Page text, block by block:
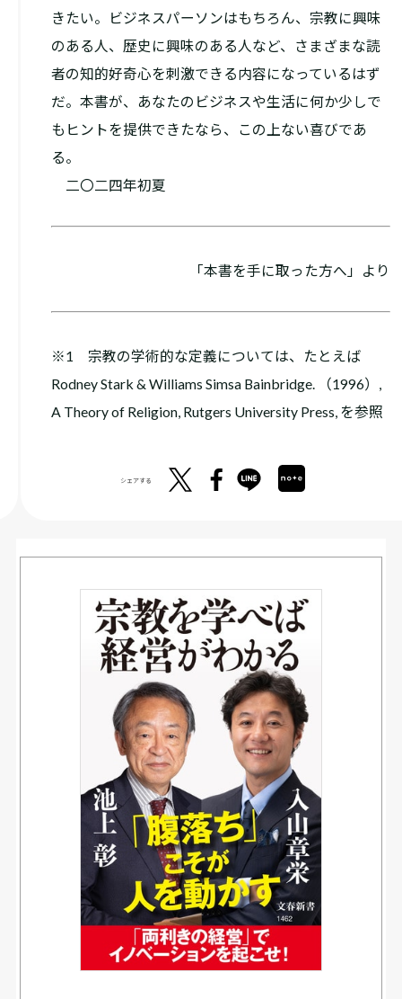
きたい。ビジネスパーソンはもちろん、宗教に興味
のある人、歴史に興味のある人など、さまざまな読
者の知的好奇心を刺激できる内容になっているはず
だ。本書が、あなたのビジネスや生活に何か少しで
もヒントを提供できたなら、この上ない喜びであ
る。
二〇二四年初夏
「本書を手に取った方へ」より
※1 宗教の学術的な定義については、たとえば
Rodney Stark & Williams Simsa Bainbridge. （1996）,
A Theory of Religion, Rutgers University Press, を参照
シェアする